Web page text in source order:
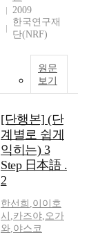
2009
한국연구재
단(NRF)
원문
보기
[단행본] (단
계별로 쉽게
익히는) 3
Step 日本語 .
2
한선희 ,이이호
시 ,카즈야,오가
와,야스코